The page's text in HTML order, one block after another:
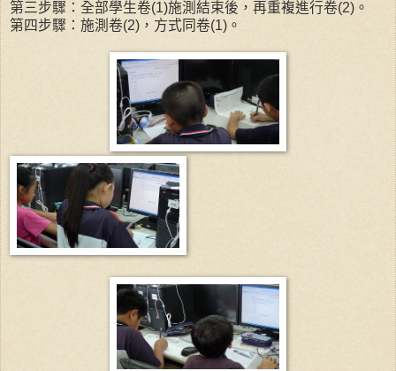
第三步驟：全部學生卷(1)施測結束後，再重複進行卷(2)。
第四步驟：施測卷(2)，方式同卷(1)。